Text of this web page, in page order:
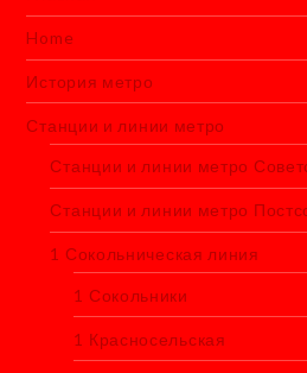
Home
История метро
Станции и линии метро
Станции и линии метро
Станции и линии метро
1 Сокольническая линия
1 Сокольники
1 Красносельская